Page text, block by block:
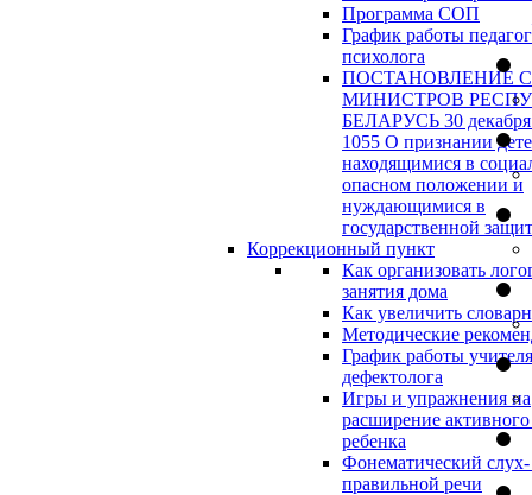
Программа СОП
График работы
психолога
ПОСТАНОВЛЕНИЕ
МИНИСТРОВ
БЕЛАРУСЬ 30
1055 О признании
находящимися в
опасном положении и
нуждающимися в
государственной
Коррекционный пункт
Как организовать
занятия дома
Как увеличить
Методические
График работы
дефектолога
Игры и упражнения на
расширение активного
ребенка
Фонематический слух-
правильной речи